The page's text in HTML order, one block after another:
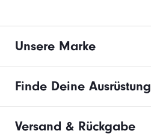
Unsere Marke
Finde Deine Ausrüstung
Versand & Rückgabe